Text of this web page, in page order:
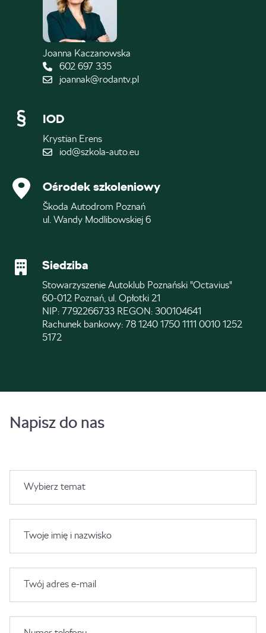
Joanna Kaczanowska
602 697 335
joannak@rodantv.pl
IOD
Krystian Erens
iod@szkola-auto.eu
Ośrodek szkoleniowy
Škoda Autodrom Poznań
ul. Wandy Modlibowskiej 6
Siedziba
Stowarzyszenie Autoklub Poznański "Octavius"
60-012 Poznań, ul. Opłotki 21
NIP: 7792266733 REGON: 300104641
Rachunek bankowy: 78 1240 1750 1111 0010 1252
5172
Napisz do nas
Wybierz temat
Twoje imię i nazwisko
Twój adres e-mail